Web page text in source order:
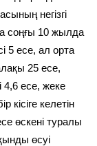
негізгі
соңғы 10 жылда
5 есе, ал орта
25 есе,
есе, жеке
кісіге келетін
өскені туралы
өсуі